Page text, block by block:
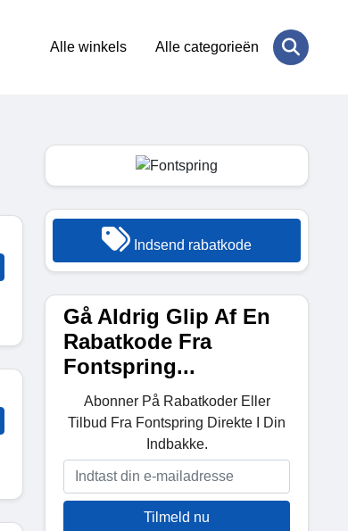
Alle winkels Alle categorieën
Indsend rabatkode
Gå Aldrig Glip Af En
Rabatkode Fra
Fontspring...
Abonner På Rabatkoder Eller
Tilbud Fra Fontspring Direkte I Din
Indbakke.
Tilmeld nu